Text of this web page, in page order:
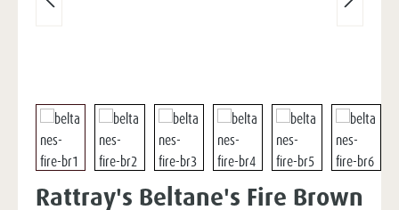
Rattray's Beltane's Fire Brown